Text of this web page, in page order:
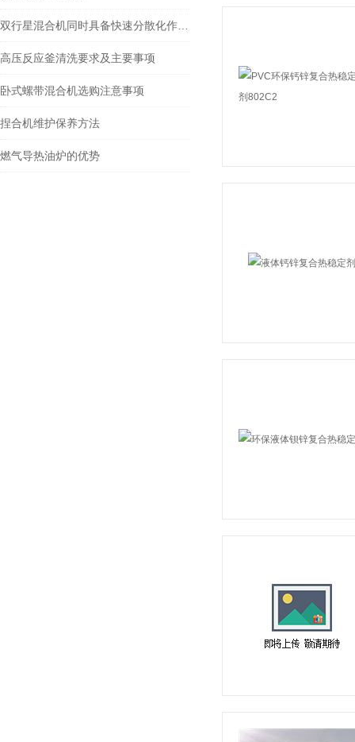
高压反应釜清洗要求及主要事项
卧式螺带混合机选购注意事项
捏合机维护保养方法
燃气导热油炉的优势